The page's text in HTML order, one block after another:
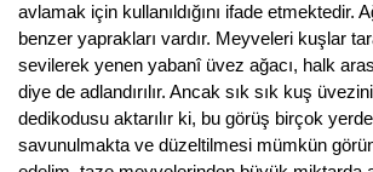
avlamak için kullanıldığını ifade etmektedir.
benzer yaprakları vardır. Meyveleri kuşlar
sevilerek yenen yabanî üvez ağacı, halk
diye de adlandırılır. Ancak sık sık kuş
dedikodusu aktarılır ki, bu görüş birçok
savunulmakta ve düzeltilmesi mümkün
Kivi Fidanı
Kızılcık Fidanı
Kocayemiş Fidanı